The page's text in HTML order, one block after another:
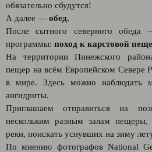
обязательно сбудутся!
А далее — обед.
После сытного северного обеда
программы: поход к карстовой
На территории Пинежского
пещер на всём Европейском Севере
в мире. Здесь можно наблюдать
ангидриты.
Приглашаем отправиться на
нескольким разным залам пещеры,
реки, поискать уснувших на зиму
По мнению фотографов National